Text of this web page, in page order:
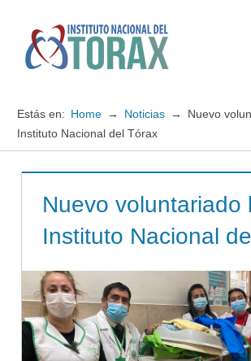
contenido
Instituto
del
TORAX
Estás en: Home Noticias
Nuevo
Instituto Nacional del Tórax
Nuevo voluntariado
Instituto Nacional